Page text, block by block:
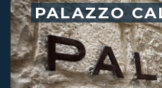
PALAZZO